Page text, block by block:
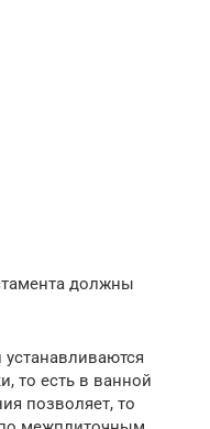
должны
то есть в ванной
позволяет, то